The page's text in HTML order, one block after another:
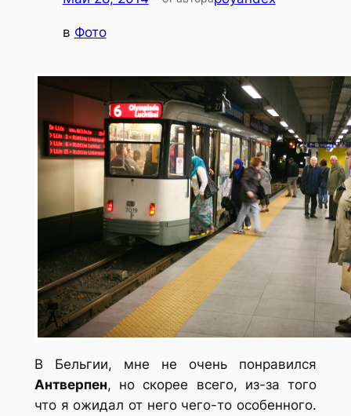
в Фото
В Бельгии, мне не очень понравился
Антверпен, но скорее всего, из-за того
что я ожидал от него чего-то особенного.